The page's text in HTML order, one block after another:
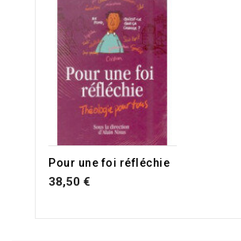
Pour une foi réfléchie
38,50 €